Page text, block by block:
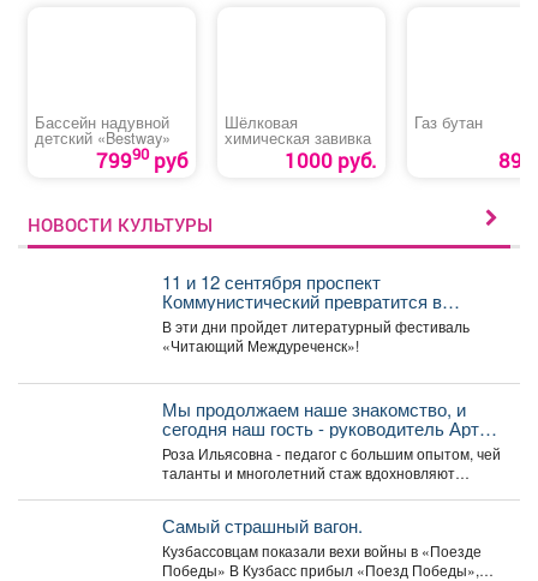
Бассейн надувной
детский «Bestway»
79990руб
Шёлковая
химическая завивка
1000 руб.
Газ бутан
89
НОВОСТИ КУЛЬТУРЫ
11 и 12 сентября проспект
Коммунистический превратится в
огромную литературную сцену под
открытым небом.
В эти дни пройдет литературный фестиваль
«Читающий Междуреченск»!
Мы продолжаем наше знакомство, и
сегодня наш гость - руководитель Арт-
студии «Просто интересно» - Некрасова
Роза Ильясовна.
Роза Ильясовна - педагог с большим опытом, чей
таланты и многолетний стаж вдохновляют
Самый страшный вагон.
Кузбассовцам показали вехи войны в «Поезде
Победы» В Кузбасс прибыл «Поезд Победы»,